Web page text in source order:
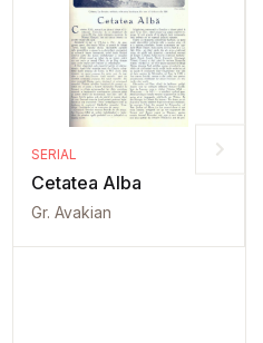
SERIAL
Cetatea Alba
Gr. Avakian